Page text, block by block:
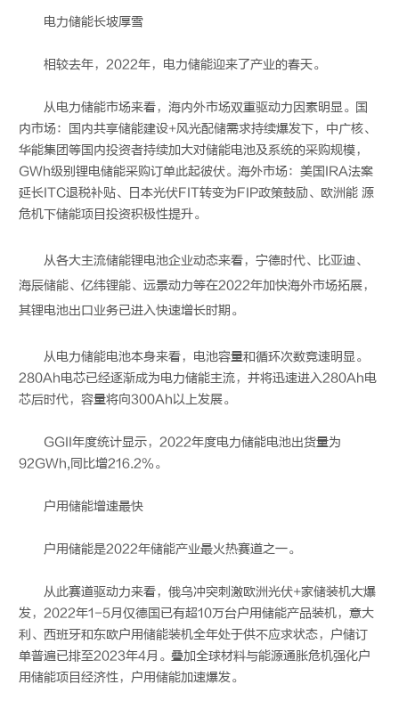
电力储能长坡厚雪
相较去年，2022年，电力储能迎来了产业的春天。
从电力储能市场来看，海内外市场双重驱动力因素明显。国
内市场：国内共享储能建设+风光配储需求持续爆发下，中广核、
华能集团等国内投资者持续加大对储能电池及系统的采购规模，
GWh级别锂电储能采购订单此起彼伏。海外市场：美国IRA法案
延长ITC退税补贴、日本光伏FIT转变为FIP政策鼓励、欧洲能 源
危机下储能项目投资积极性提升。
从各大主流储能锂电池企业动态来看，宁德时代、比亚迪、
海辰储能、亿纬锂能、远景动力等在2022年加快海外市场拓展，
其锂电池出口业务已进入快速增长时期。
从电力储能电池本身来看，电池容量和循环次数竞速明显。
280Ah电芯已经逐渐成为电力储能主流，并将迅速进入280Ah电
芯后时代，容量将向300Ah以上发展。
GGII年度统计显示，2022年度电力储能电池出货量为
92GWh,同比增216.2%。
户用储能增速最快
户用储能是2022年储能产业最火热赛道之一。
从此赛道驱动力来看，俄乌冲突刺激欧洲光伏+家储装机大爆
发，2022年1-5月仅德国已有超10万台户用储能产品装机，意大
利、西班牙和东欧户用储能装机全年处于供不应求状态，户储订
单普遍已排至2023年4月。叠加全球材料与能源通胀危机强化户
用储能项目经济性，户用储能加速爆发。